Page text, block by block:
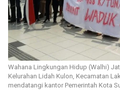
Wahana Lingkungan Hidup (Walhi)
Kelurahan Lidah Kulon, Kecamatan
mendatangi kantor Pemerintah Kota